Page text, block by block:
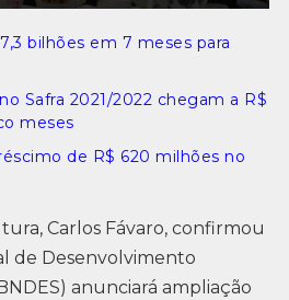
bilhões em 7 meses para
Safra 2021/2022 chegam a R$
meses
de R$ 620 milhões no
Carlos Fávaro, confirmou
de Desenvolvimento
anunciará ampliação